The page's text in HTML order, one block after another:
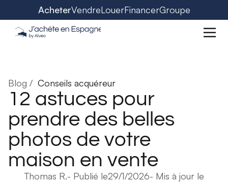
AcheterVendreLouerFinancerGroupe
Blog / Conseils acquéreur
12 astuces pour
prendre des belles
photos de votre
maison en vente
Thomas R.- Publié le29/1/2026- Mis à jour le